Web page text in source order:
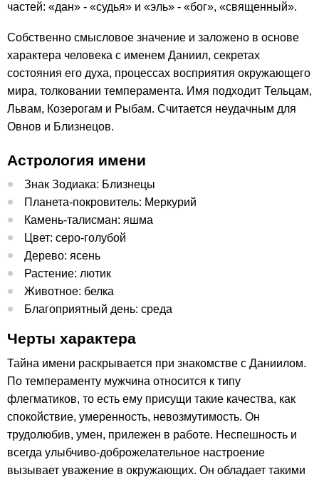
частей: «дан» - «судья» и «эль» - «бог», «священный».
Собственно смысловое значение и заложено в основе
характера человека с именем Даниил, секретах
состояния его духа, процессах восприятия окружающего
мира, толковании темперамента. Имя подходит Тельцам,
Львам, Козерогам и Рыбам. Считается неудачным для
Овнов и Близнецов.
Астрология имени
Знак Зодиака: Близнецы
Планета-покровитель: Меркурий
Камень-талисман: яшма
Цвет: серо-голубой
Дерево: ясень
Растение: лютик
Животное: белка
Благоприятный день: среда
Черты характера
Тайна имени раскрывается при знакомстве с Даниилом.
По темпераменту мужчина относится к типу
флегматиков, то есть ему присущи такие качества, как
спокойствие, умеренность, невозмутимость. Он
трудолюбив, умен, прилежен в работе. Неспешность и
всегда улыбчиво-доброжелательное настроение
вызывает уважение в окружающих. Он обладает такими